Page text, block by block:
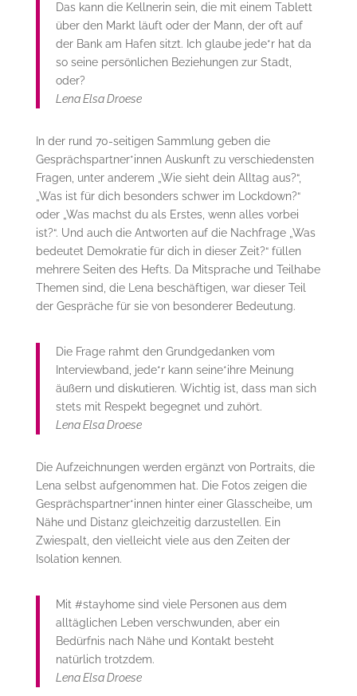
Das kann die Kellnerin sein, die mit einem Tablett
über den Markt läuft oder der Mann, der oft auf
der Bank am Hafen sitzt. Ich glaube jede*r hat da
so seine persönlichen Beziehungen zur Stadt,
oder?
Lena Elsa Droese
In der rund 70-seitigen Sammlung geben die
Gesprächspartner*innen Auskunft zu verschiedensten
Fragen, unter anderem „Wie sieht dein Alltag aus?“,
„Was ist für dich besonders schwer im Lockdown?“
oder „Was machst du als Erstes, wenn alles vorbei
ist?“. Und auch die Antworten auf die Nachfrage „Was
bedeutet Demokratie für dich in dieser Zeit?“ füllen
mehrere Seiten des Hefts. Da Mitsprache und Teilhabe
Themen sind, die Lena beschäftigen, war dieser Teil
der Gespräche für sie von besonderer Bedeutung.
Die Frage rahmt den Grundgedanken vom
Interviewband, jede*r kann seine*ihre Meinung
äußern und diskutieren. Wichtig ist, dass man sich
stets mit Respekt begegnet und zuhört.
Lena Elsa Droese
Die Aufzeichnungen werden ergänzt von Portraits, die
Lena selbst aufgenommen hat. Die Fotos zeigen die
Gesprächspartner*innen hinter einer Glasscheibe, um
Nähe und Distanz gleichzeitig darzustellen. Ein
Zwiespalt, den vielleicht viele aus den Zeiten der
Isolation kennen.
Mit #stayhome sind viele Personen aus dem
alltäglichen Leben verschwunden, aber ein
Bedürfnis nach Nähe und Kontakt besteht
natürlich trotzdem.
Lena Elsa Droese